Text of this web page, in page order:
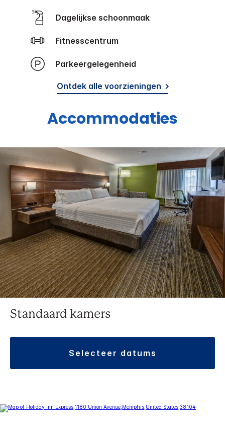
Dagelijkse schoonmaak
Fitnesscentrum
Parkeergelegenheid
Ontdek alle voorzieningen
Accommodaties
Standaard kamers
selecteer datums